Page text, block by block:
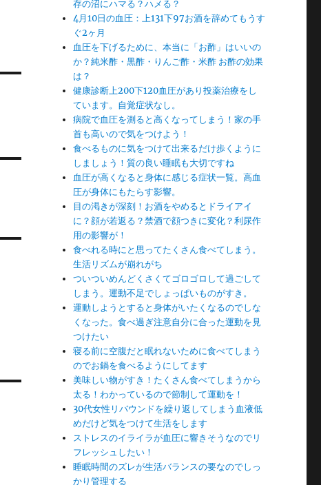
存の沼にハマる？ハメる？
4月10日の血圧：上131下97お酒を辞めてもうす
ぐ2ヶ月
血圧を下げるために、本当に「お酢」はいいの
か？純米酢・黒酢・りんご酢・米酢 お酢の効果
は？
健康診断上200下120血圧があり投薬治療をし
ています。自覚症状なし。
病院で血圧を測ると高くなってしまう！家の手
首も高いので気をつけよう！
食べるものに気をつけて出来るだけ歩くように
しましょう！質の良い睡眠も大切ですね
血圧が高くなると身体に感じる症状一覧。高血
圧が身体にもたらす影響。
目の渇きが深刻！お酒をやめるとドライアイ
に？顔が若返る？禁酒で顔つきに変化？利尿作
用の影響が！
食べれる時にと思ってたくさん食べてしまう。
生活リズムが崩れがち
ついついめんどくさくてゴロゴロして過ごして
しまう。運動不足でしょっぱいものがすき。
運動しようとすると身体がいたくなるのでしな
くなった。食べ過ぎ注意自分に合った運動を見
つけたい
寝る前に空腹だと眠れないために食べてしまう
のでお鍋を食べるようにしてます
美味しい物がすき！たくさん食べてしまうから
太る！わかっているので節制して運動を！
30代女性リバウンドを繰り返してしまう血液低
めだけど気をつけて生活をします
ストレスのイライラが血圧に響きそうなのでリ
フレッシュしたい！
睡眠時間のズレが生活バランスの要なのでしっ
かり管理する